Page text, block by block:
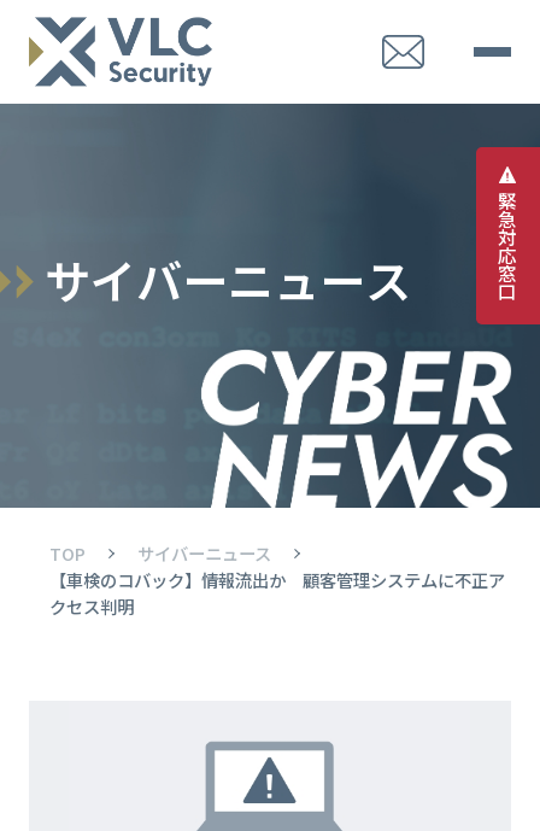
緊
急
対
応
窓
口
サイバーニュース
TOP
サイバーニュース
【車検のコバック】情報流出か 顧客管理システムに不正ア
クセス判明